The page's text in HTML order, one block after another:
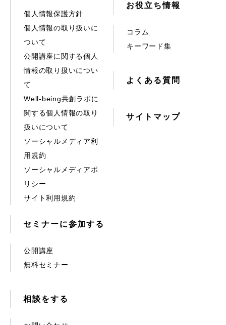
個人情報保護方針
個人情報の取り扱いに
ついて
公開講座に関する個人
情報の取り扱いについ
て
Well-being共創ラボに
関する個人情報の取り
扱いについて
ソーシャルメディア利
用規約
ソーシャルメディアポ
リシー
サイト利用規約
お役立ち情報
コラム
キーワード集
よくある質問
サイトマップ
セミナーに参加する
公開講座
無料セミナー
相談をする